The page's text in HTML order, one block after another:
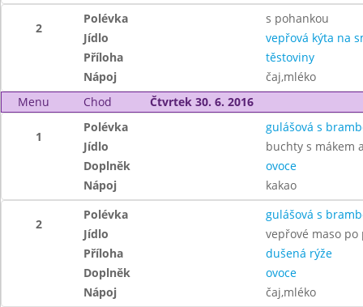
2
Polévka
s pohankou
Jídlo
vepřová kýta na
Příloha
těstoviny
Nápoj
čaj,mléko
Menu
Chod Čtvrtek 30. 6. 2016
1
Polévka
gulášová s
Jídlo
buchty s mákem
Doplněk
ovoce
Nápoj
kakao
2
Polévka
gulášová s
Jídlo
vepřové maso po
Příloha
dušená rýže
Doplněk
ovoce
Nápoj
čaj,mléko